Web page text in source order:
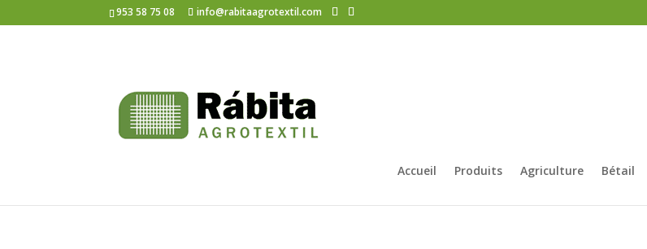
953 58 75 08 info@rabitaagrotextil.com
Accueil Produits Agriculture Bétail